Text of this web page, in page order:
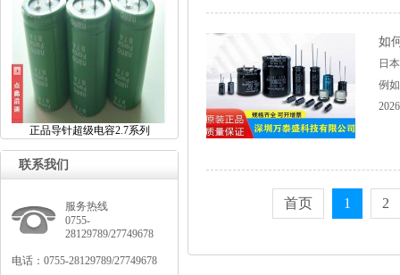
正品导针超级电容2.7系列
联系我们
服务热线
0755-
28129789/27749678
电话：0755-28129789/27749678
如
日
例
首页 1 2